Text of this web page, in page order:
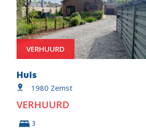
VERHUURD
Huis
1980 Zemst
VERHUURD
3